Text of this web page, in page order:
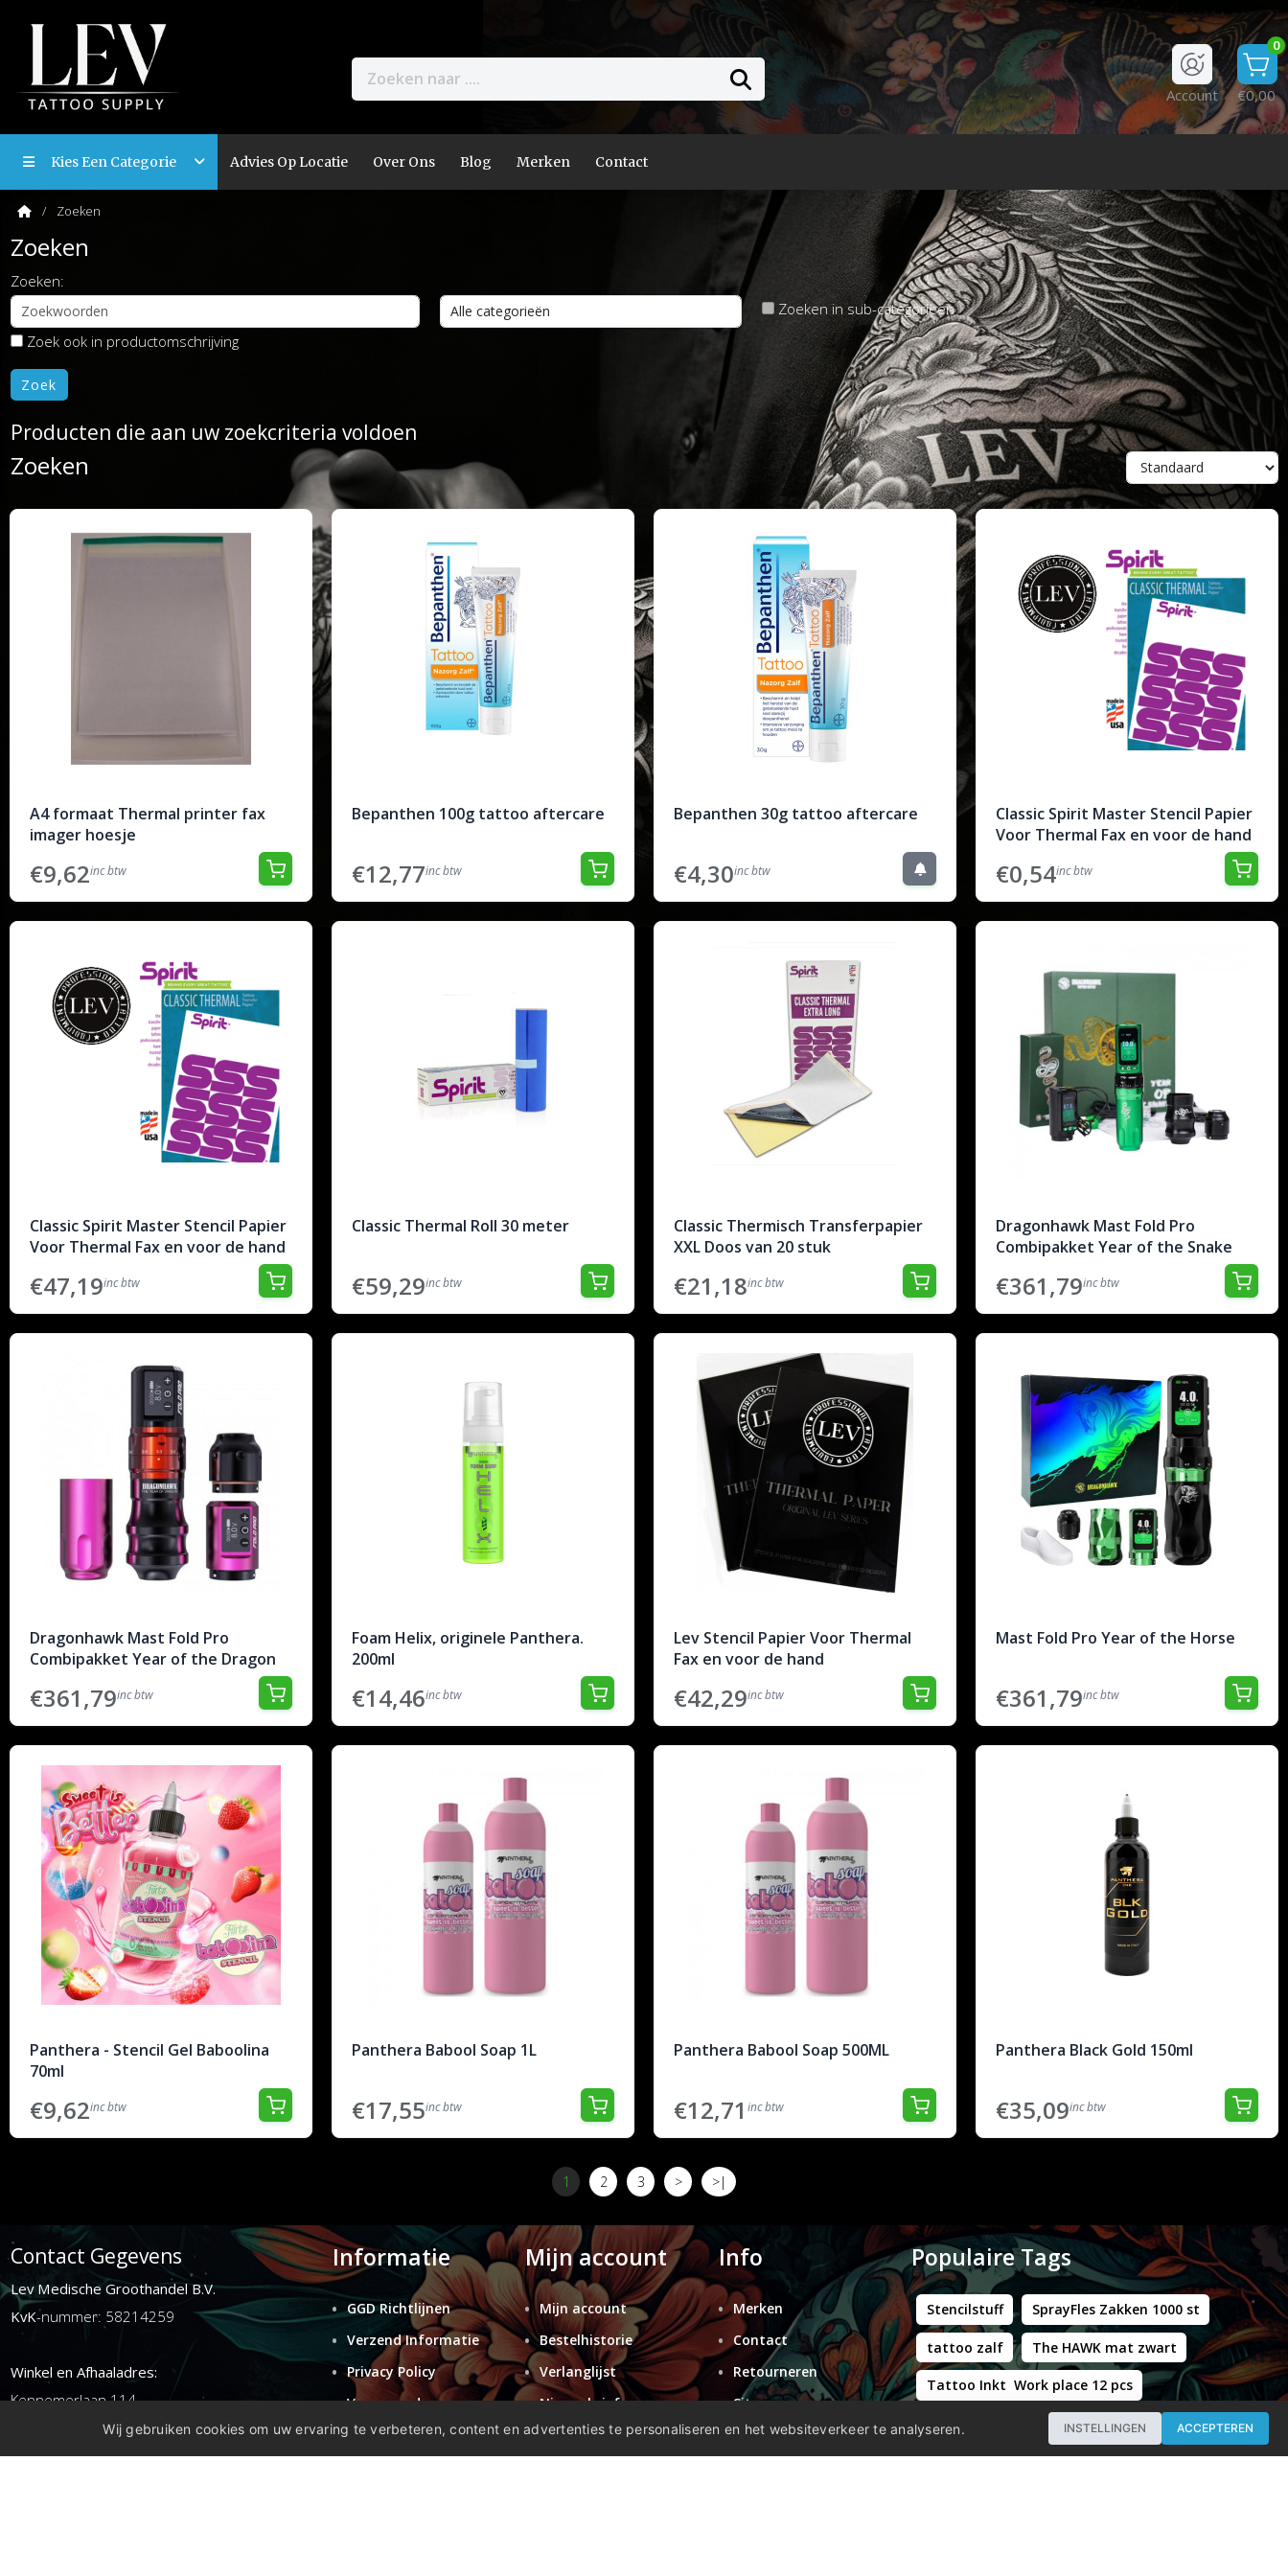
0
€0,00
Account
Kies Een Categorie Advies Op Locatie Over Ons Blog Merken Contact
Zoeken
Zoeken
Zoeken:
Zoeken in sub-categorieën
Zoek ook in productomschrijving
Producten die aan uw zoekcriteria voldoen
Zoeken
A4 formaat Thermal printer fax
imager hoesje
€9,62inc btw
Bepanthen 100g tattoo aftercare
€12,77inc btw
Bepanthen 30g tattoo aftercare
€4,30inc btw
Classic Spirit Master Stencil Papier
Voor Thermal Fax en voor de hand
€0,54inc btw
Classic Spirit Master Stencil Papier
Voor Thermal Fax en voor de hand
€47,19inc btw
Classic Thermal Roll 30 meter
€59,29inc btw
Classic Thermisch Transferpapier
XXL Doos van 20 stuk
€21,18inc btw
Dragonhawk Mast Fold Pro
Combipakket Year of the Snake
€361,79inc btw
Dragonhawk Mast Fold Pro
Combipakket Year of the Dragon
€361,79inc btw
Foam Helix, originele Panthera.
200ml
€14,46inc btw
Lev Stencil Papier Voor Thermal
Fax en voor de hand
€42,29inc btw
Mast Fold Pro Year of the Horse
€361,79inc btw
Panthera - Stencil Gel Baboolina
70ml
€9,62inc btw
Panthera Babool Soap 1L
€17,55inc btw
Panthera Babool Soap 500ML
€12,71 inc btw
Panthera Black Gold 150ml
€35,09inc btw
1 2 3 > >|
Contact Gegevens
Lev Medische Groothandel B.V.
KvK-nummer: 58214259
Winkel en Afhaaladres:
Kennemerlaan 114
1972ER ijmuiden
Informatie
GGD Richtlijnen
Verzend Informatie
Privacy Policy
Voorwaarden
Retouren
Mijn account
Mijn account
Bestelhistorie
Verlanglijst
Nieuwsbrief
Info
Merken
Contact
Retourneren
Sitemap
Populaire Tags
Stencilstuff SprayFles Zakken 1000 st
tattoo zalf The HAWK mat zwart
Tattoo Inkt Work place 12 pcs
Hustle Butter Deluxe Zakjes
Professional - Workstation Pro - Matt Black
Wij gebruiken cookies om uw ervaring te verbeteren, content en advertenties te personaliseren en het websiteverkeer te analyseren. INSTELLINGEN ACCEPTEREN